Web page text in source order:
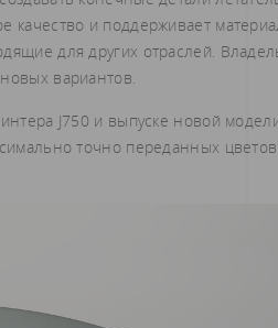
качество и поддерживает
для других отраслей.
вариантов.
J750 и выпуске новой
точно переданных